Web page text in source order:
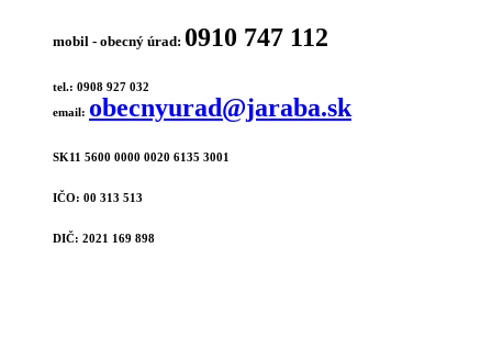
mobil - obecný úrad: 0910 747 112
tel.: 0908 927 032
email: obecnyurad@jaraba.sk
SK11 5600 0000 0020 6135 3001
IČO: 00 313 513
DIČ: 2021 169 898